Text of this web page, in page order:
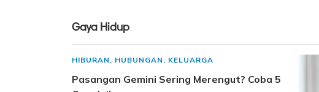
Gaya Hidup
HIBURAN , HUBUNGAN , KELUARGA
Pasangan Gemini Sering Merengut? Coba 5